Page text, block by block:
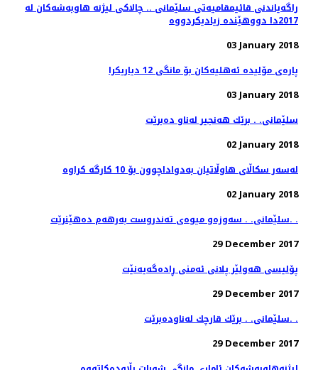
راگه‌یاندنی قائیمقامیه‌تی سلێمانی .. چالاكی لیژنه‌ هاوبه‌شه‌كان له‌
03 January 2018
پاره‌ی مۆلیده‌ ئه‌هلیه‌كان بۆ مانگی 12 دیاریكرا
03 January 2018
سلێمانی. . برێك هه‌نجیر له‌ناو ده‌برێت
02 January 2018
02 January 2018
سلێمانی. . سه‌وزه‌و میوه‌ی ته‌ندروست به‌رهه‌م ده‌هێنرێت. .
29 December 2017
پۆلیسی هەولێر پلانی ئەمنی ڕادەگەیەنێت
29 December 2017
سلێمانی. . برێك قارچك له‌ناوده‌برێت. .
29 December 2017